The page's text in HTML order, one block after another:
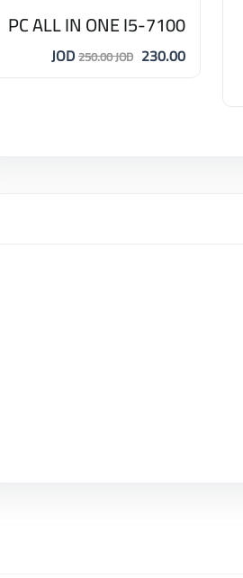
PC ALL IN ONE I5-7100
230.00 JOD
250.00 JOD